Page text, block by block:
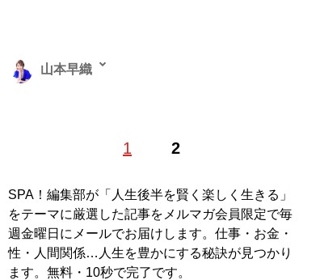
1 2
山本早織
経て、現在は恋愛コンサルタントとして結婚したい男女
の秘訣マガジン 」をLINEで配信中。公式ホームページ
「 結婚につながる恋のコンサルタント 山本早織」（Xア
カウント:@yamamotosaori_ ）
記事一覧へ
SPA！編集部が「人生後半を賢く楽しく生きる」
をテーマに厳選した記事をメルマガ会員限定で毎
週金曜日にメールでお届けします。仕事・お金・
性・人間関係…人生を豊かにする秘訣が見つかり
ます。無料・10秒で完了です。